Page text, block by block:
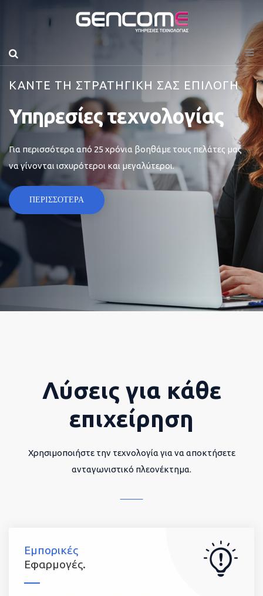
ΚΑΝΤΕ ΤΗ ΣΤΡΑΤΗΓΙΚΗ ΣΑΣ ΕΠΙΛΟΓΗ
Υπηρεσίες τεχνολογίας
Για περισσότερα από 25 χρόνια βοηθάμε τους πελάτες μας
να γίνονται ισχυρότεροι και μεγαλύτεροι.
ΠΕΡΙΣΣΟΤΕΡΑ
Λύσεις για κάθε
επιχείρηση
Χρησιμοποιήστε την τεχνολογία για να αποκτήσετε
ανταγωνιστικό πλεονέκτημα.
Εμπορικές
Εφαρμογές.